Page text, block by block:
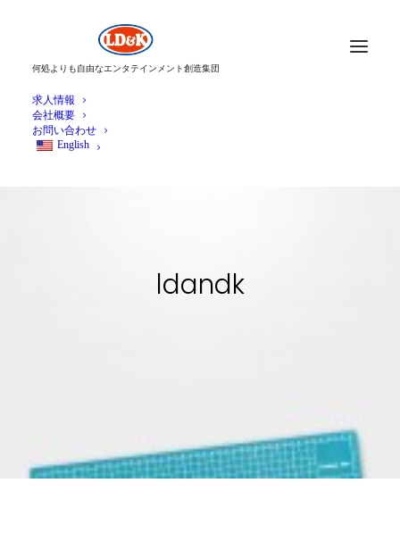
何処よりも自由なエンタテインメント創造集団
求人情報
会社概要
お問い合わせ
English
ldandk